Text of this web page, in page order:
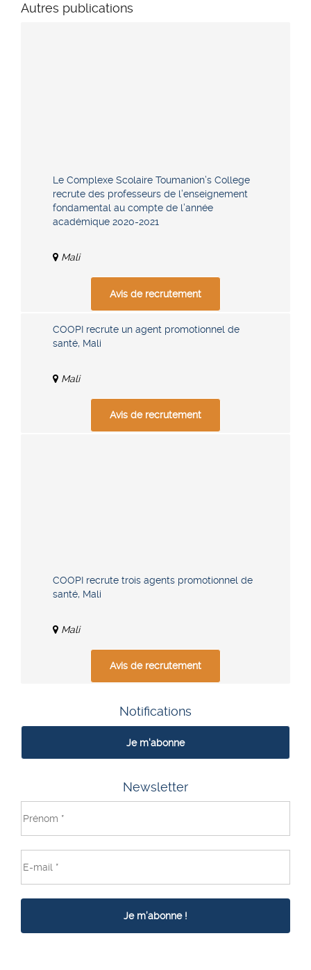
Autres publications
Le Complexe Scolaire Toumanion’s College
recrute des professeurs de l’enseignement
fondamental au compte de l’année
académique 2020-2021
Mali
Avis de recrutement
COOPI recrute un agent promotionnel de
santé, Mali
Mali
Avis de recrutement
COOPI recrute trois agents promotionnel de
santé, Mali
Mali
Avis de recrutement
Notifications
Je m'abonne
Newsletter